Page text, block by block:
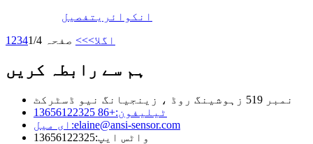
انکوائری تفصیل
1 234 اگلا>>> صفحہ 1/4
ہم سے رابطہ کریں
نمبر 519 زہوشینگ روڈ ، زینجیانگ نیو ڈسٹرکٹ
ٹیلیفون:+86 13656122325
ای میل:elaine@ansi-sensor.com
واٹس ایپ:13656122325